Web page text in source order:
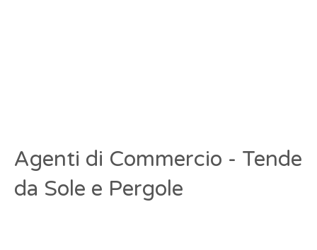
Agenti di Commercio - Tende
da Sole e Pergole